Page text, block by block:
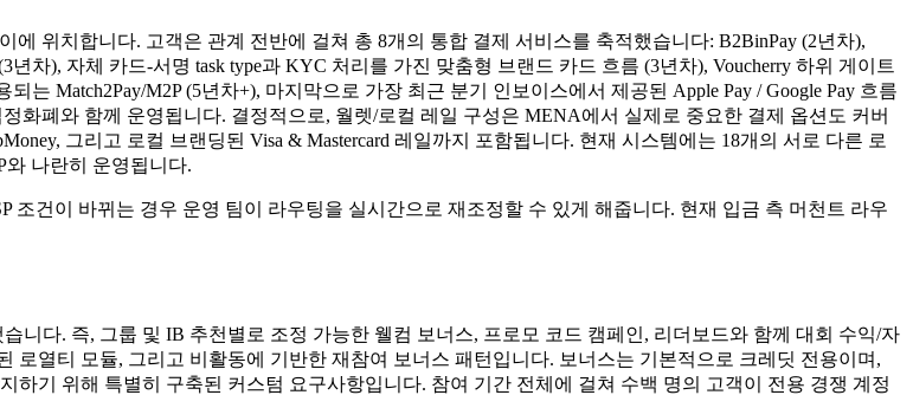
에 위치합니다. 고객은 관계 전반에 걸쳐 총 8개의 통합 결제 서비스를 축적했습니다: B2BinPay (2년차),
년차), 자체 카드-서명 task type과 KYC 처리를 가진 맞춤형 브랜드 카드 흐름 (3년차), Voucherry 하위 게이트
는 Match2Pay/M2P (5년차+), 마지막으로 가장 최근 분기 인보이스에서 제공된 Apple Pay / Google Pay 흐름
화폐와 함께 운영됩니다. 결정적으로, 월렛/로컬 레일 구성은 MENA에서 실제로 중요한 결제 옵션도 커버
그리고 로컬 브랜딩된 Visa & Mastercard 레일까지 포함됩니다. 현재 시스템에는 18개의 서로 다른 로
와 나란히 운영됩니다.
조건이 바뀌는 경우 운영 팀이 라우팅을 실시간으로 재조정할 수 있게 해줍니다. 현재 입금 측 머천트 라우
니다. 즉, 그룹 및 IB 추천별로 조정 가능한 웰컴 보너스, 프로모 코드 캠페인, 리더보드와 함께 대회 수익/자
로열티 모듈, 그리고 비활동에 기반한 재참여 보너스 패턴입니다. 보너스는 기본적으로 크레딧 전용이며,
기 위해 특별히 구축된 커스텀 요구사항입니다. 참여 기간 전체에 걸쳐 수백 명의 고객이 전용 경쟁 계정